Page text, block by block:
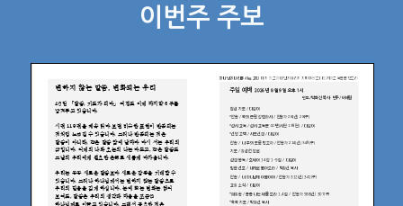
이번주 주보